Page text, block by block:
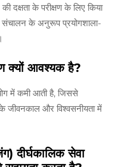
के परीक्षण के लिए किया
संचालन के अनुरूप प्रयोगशाला-
क्यों आवश्यक है?
में कमी आती है, जिससे
जीवनकाल और विश्वसनीयता में
दीर्घकालिक सेवा